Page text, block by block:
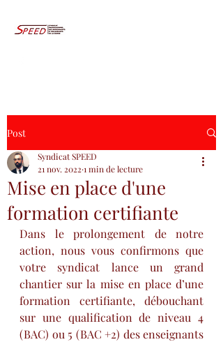
Post
Mise en place d'une
formation certifiante
Syndicat SPEED
21 nov. 2022 1 min de lecture
Dans le prolongement de notre
action, nous vous confirmons que
votre syndicat lance un grand
chantier sur la mise en place d’une
formation certifiante, débouchant
sur une qualification de niveau 4
(BAC) ou 5 (BAC +2) des enseignants